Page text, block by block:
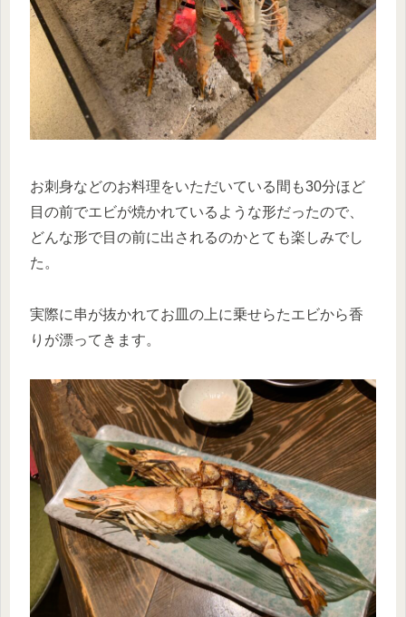
お刺身などのお料理をいただいている間も30分ほど
目の前でエビが焼かれているような形だったので、
どんな形で目の前に出されるのかとても楽しみでし
た。
実際に串が抜かれてお皿の上に乗せらたエビから香
りが漂ってきます。